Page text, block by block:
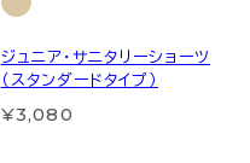
ジュニア・サニタリーショーツ
（スタンダードタイプ）
¥3,080